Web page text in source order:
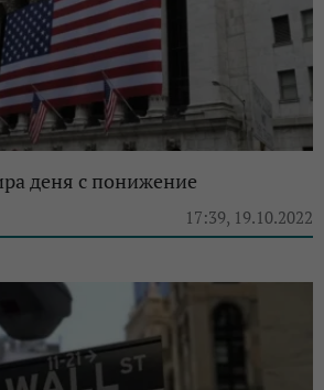
деня с понижение
17:39, 19.10.2022